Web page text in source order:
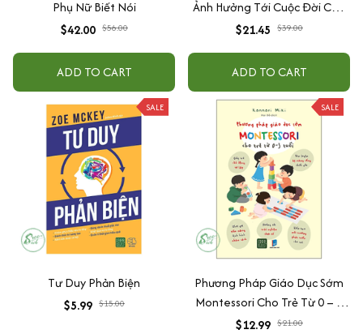
Phụ Nữ Biết Nói
$42.00 $56.00
ADD TO CART
Ảnh Hưởng Tới Cuộc Đời Của
Con
$21.45 $39.00
ADD TO CART
SALE
Tư Duy Phản Biện
$5.99 $15.00
SALE
Phương Pháp Giáo Dục Sớm
Montessori Cho Trẻ Từ 0 – 3
Tuổi
$12.99 $21.00